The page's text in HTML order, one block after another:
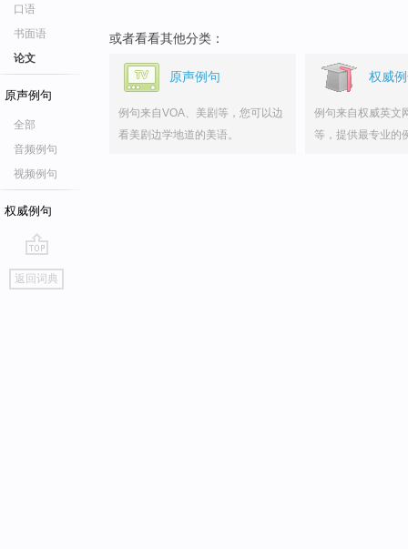
口语
书面语
论文
原声例句
全部
音频例句
视频例句
权威例句
go
top
返回词典
或者看看其他分类：
原声例句
例句来自VOA、美剧等，您可以边
看美剧边学地道的美语。
权威
例句来自权威英文
等，提供最专业的